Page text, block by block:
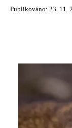
Publikováno: 23. 11.